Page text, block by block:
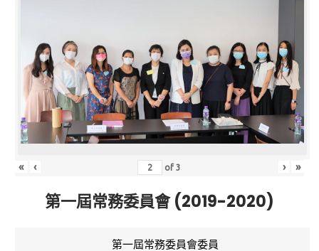
« ‹ of3 › »
第一屆常務委員會 (2019-2020)
第一屆常務委員會委員